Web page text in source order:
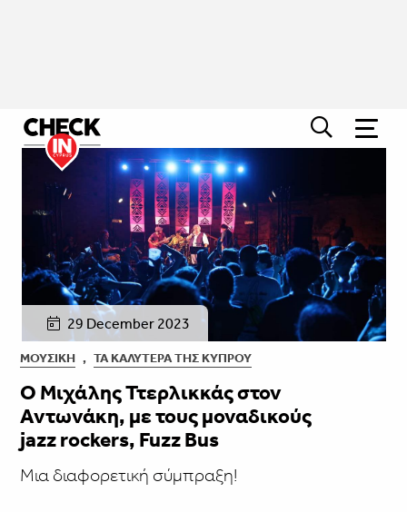
29 December 2023
ΜΟΥΣΙΚΉ , ΤΑ ΚΑΛΎΤΕΡΑ ΤΗΣ ΚΎΠΡΟΥ
Ο Μιχάλης Ττερλικκάς στον
Αντωνάκη, με τους μοναδικούς
jazz rockers, Fuzz Bus
Μια διαφορετική σύμπραξη!